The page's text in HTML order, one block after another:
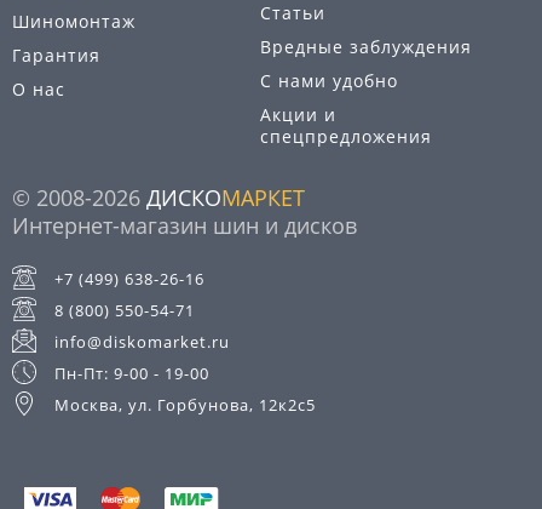
Шиномонтаж
Гарантия
О нас
Статьи
Вредные заблуждения
С нами удобно
Акции и
спецпредложения
© 2008-2026 ДИСКОМАРКЕТ
Интернет-магазин шин и дисков
+7 (499) 638-26-16
8 (800) 550-54-71
info@diskomarket.ru
Пн-Пт: 9-00 - 19-00
Москва, ул. Горбунова, 12к2с5